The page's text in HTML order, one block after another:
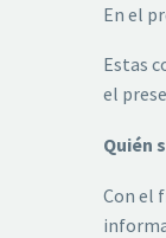
En el
Estas
el
Quién
Con el